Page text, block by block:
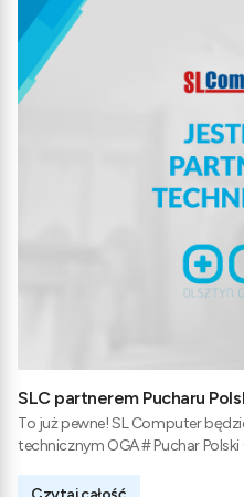
SLC partnerem Pucharu
To już pewne! SL Computer
technicznym OGA # Puchar